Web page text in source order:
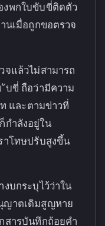
งพกใบขับขี่ติดตัว
นเมื่อถูกขอตรวจ
จแล้วไม่สามารถ
บขี่ ถือว่ามีความ
และตามข่าวที่
กำลังอยู่ใน
าโทษปรับสูงขึ้น
บกระบุไว้ว่าใน
ญาตเดิมสูญหาย
สารบันทึกถ้อยคำ